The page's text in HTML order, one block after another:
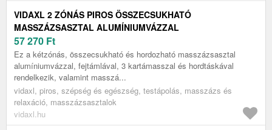
VIDAXL 2 ZÓNÁS PIROS ÖSSZECSUKHATÓ
MASSZÁZSASZTAL ALUMÍNIUMVÁZZAL
57 270 Ft
Ez a kétzónás, összecsukható és hordozható masszázsasztal
alumíniumvázzal, fejtámlával, 3 kartámasszal és hordtáskával
rendelkezik, valamint masszá...
vidaxl, piros, szépség és egészség, testápolás, masszázs és
relaxáció, masszázsasztalok
vidaxl.hu